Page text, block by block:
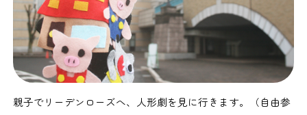
親子でリーデンローズへ、人形劇を見に行きます。（自由参